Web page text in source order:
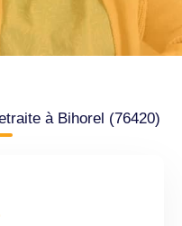
à Bihorel (76420)